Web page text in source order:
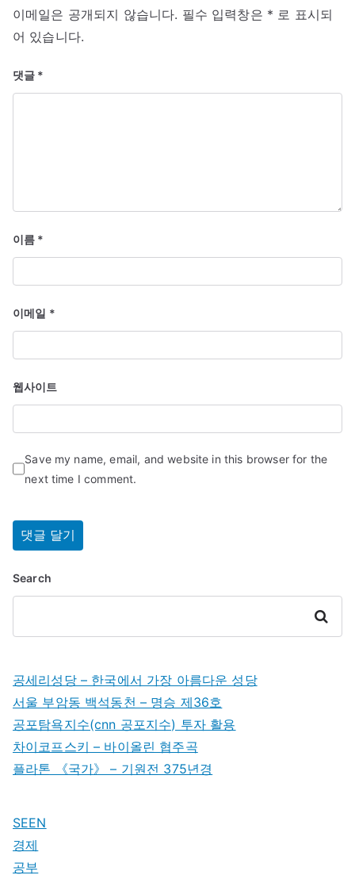
이메일은 공개되지 않습니다. 필수 입력창은 * 로 표시되
어 있습니다.
댓글 *
이름 *
이메일 *
웹사이트
Save my name, email, and website in this browser for the
next time I comment.
Search
Search
공세리성당 – 한국에서 가장 아름다운 성당
서울 부암동 백석동천 – 명승 제36호
공포탐욕지수(cnn 공포지수) 투자 활용
차이코프스키 – 바이올린 협주곡
플라톤 《국가》 – 기원전 375년경
SEEN
경제
공부